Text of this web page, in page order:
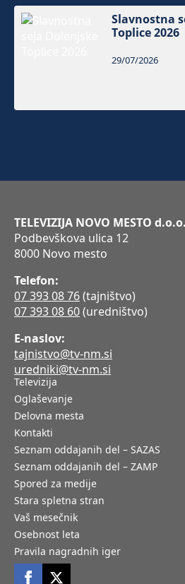
Slavnostna
Toplice 2026
29/07/2026
TELEVIZIJA NOVO MESTO d.o.o.
Podbevškova ulica 12
8000 Novo mesto
Telefon:
07 393 08 76(tajništvo)
07 393 08 60(uredništvo)
E-naslov:
tajnistvo@tv-nm.si
uredniki@tv-nm.si
Televizija
Oglaševanje
Delovna mesta
Kontakti
Seznam oddajanih del – SAZAS
Seznam oddajanih del – ZAMP
Spored za medije
Stara spletna stran
Vaš mesečnik
Osebnost leta
Pravila nagradnih iger